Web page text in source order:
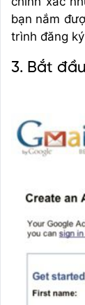
bạn nắm
trình đăng
3. Bắt